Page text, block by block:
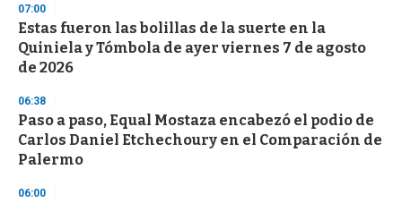
d
s
o
f
3
s
e
c
o
n
07:00
Estas fueron las bolillas de la suerte en la
Quiniela y Tómbola de ayer viernes 7 de agosto
de 2026
06:38
Paso a paso, Equal Mostaza encabezó el podio de
Carlos Daniel Etchechoury en el Comparación de
Palermo
06:00